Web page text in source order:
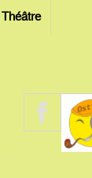
Théâtre